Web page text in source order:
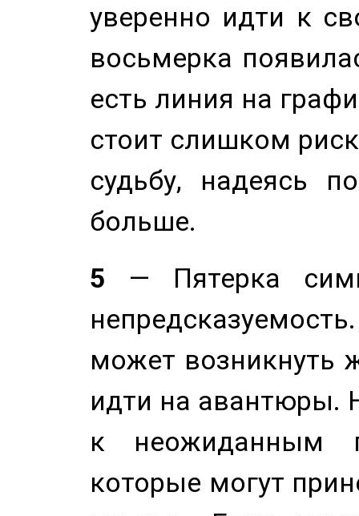
уверенно идти к
восьмерка
есть линия на
стоит слишком
судьбу, надеясь
больше.
5 — Пятерка
может возникнуть
идти на авантюры.
к неожиданным
которые могут